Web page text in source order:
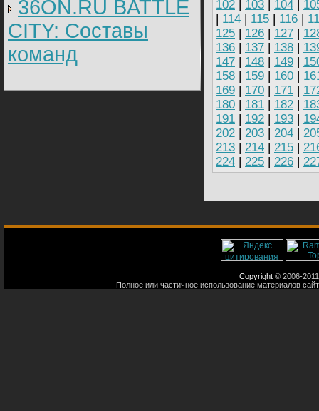
36ON.RU BATTLE
CITY: Составы
команд
102 | 103 | 104 |
| 114 | 115 | 116 |
125 | 126 | 127 |
136 | 137 | 138 |
147 | 148 | 149 |
158 | 159 | 160 |
169 | 170 | 171 |
180 | 181 | 182 |
191 | 192 | 193 |
202 | 203 | 204 |
213 | 214 | 215 |
224 | 225 | 226 |
Copyright © 2006-
Полное или частичное использование материалов